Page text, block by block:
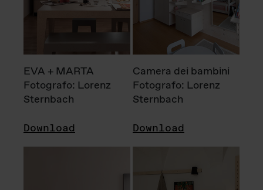
EVA + MARTA
Fotografo: Lorenz
Sternbach
Download
Camera dei bambini
Fotografo: Lorenz
Sternbach
Download